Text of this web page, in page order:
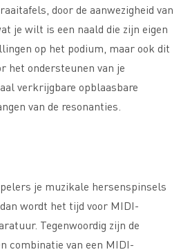
door de aanwezigheid van
je wilt is een naald die zijn eigen
op het podium, maar ook dit
het ondersteunen van je
verkrijgbare opblaasbare
van de resonanties.
je muzikale hersenspinsels
wordt het tijd voor MIDI-
Tegenwoordig zijn de
combinatie van een MIDI-